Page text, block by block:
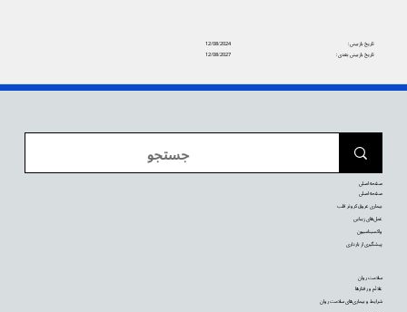
12/08/2024
تاریخ بازبینی:
12/08/2027
تاریخ بازبینی بعدی:
سلامت روان
علائم و رفتارها
شرایط و بیماری‌های سلامت روان
صفحه اصلی
صفحه اصلی
بیماری عروق کرونر قلب
عمل‌های زیبایی
واکسیناسیون
پیشگیری از بارداری